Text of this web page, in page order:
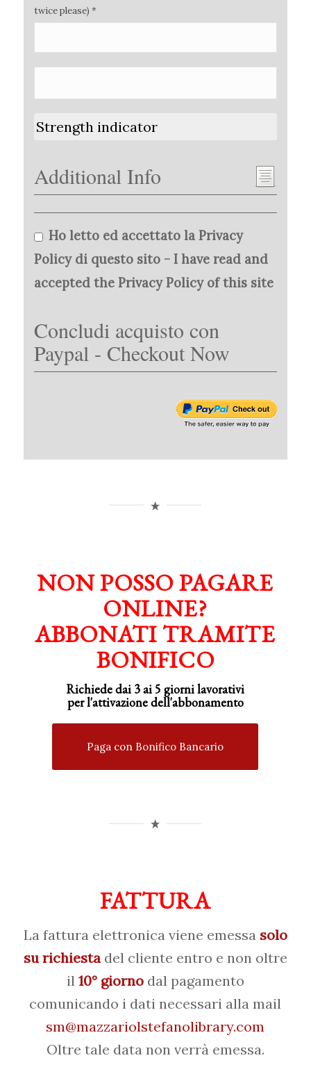
twice please) *
Strength indicator
Additional Info
Ho letto ed accettato la Privacy
Policy di questo sito - I have read and
accepted the Privacy Policy of this site
Concludi acquisto con
Paypal - Checkout Now
NON POSSO PAGARE
ONLINE?
ABBONATI TRAMITE
BONIFICO
Richiede dai 3 ai 5 giorni lavorativi
perl'attivazionedell'abbonamento
Paga con Bonifico Bancario
FATTURA
La fattura elettronica viene emessasolo
su richiestadel cliente entro e non oltre
il 10° giornodal pagamento
comunicando i dati necessari alla mail
sm@mazzariolstefanolibrary.com
Oltre tale data non verrà emessa.